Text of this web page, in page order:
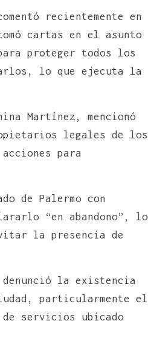
recientemente en
cartas en el asunto
proteger todos los
lo que ejecuta la
Martínez, mencionó
legales de los
para
de Palermo con
“en abandono”, lo
la presencia de
denunció la existencia
particularmente el
servicios ubicado